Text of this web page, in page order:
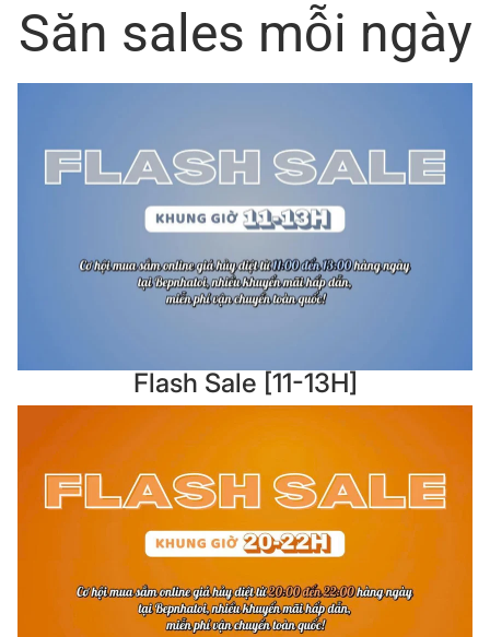
Săn sales mỗi ngày
Flash Sale [11-13H]